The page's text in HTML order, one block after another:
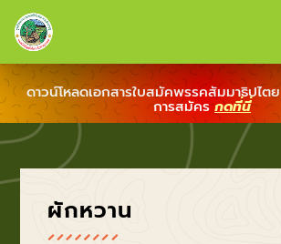
ดาวน์โหลดเอกสารใบสมัคพรรคสัมมาธิปไตย
การสมัครกดที่นี่
ผักหวาน